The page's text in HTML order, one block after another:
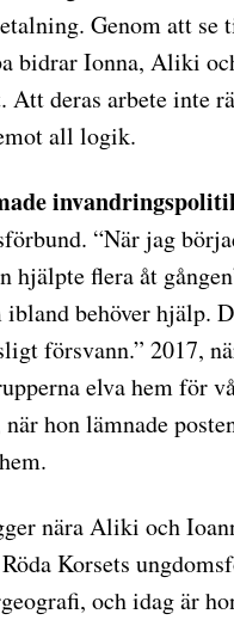
Genom att
bidrar Ionna, Aliki
deras arbete inte
all logik.
“När jag
hjälpte flera åt
ibland behöver hjälp.
försvann.” 2017,
elva hem för
hon lämnade
nära Aliki och
Korsets
och idag är